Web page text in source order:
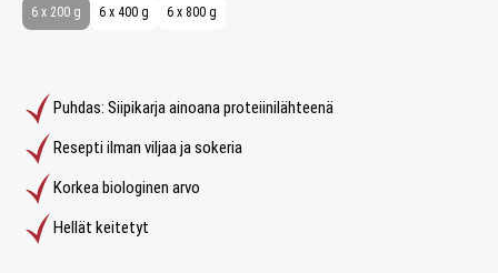
Puhdas: Siipikarja ainoana proteiinilähteenä
Resepti ilman viljaa ja sokeria
Korkea biologinen arvo
Hellät keitetyt
6 x 200 g 6 x 400 g 6 x 800 g